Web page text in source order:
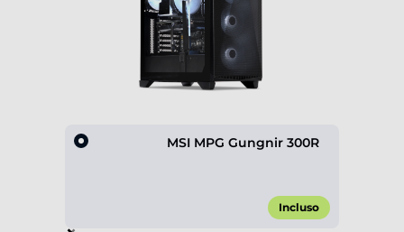
MSI MPG Gungnir 300R
Incluso